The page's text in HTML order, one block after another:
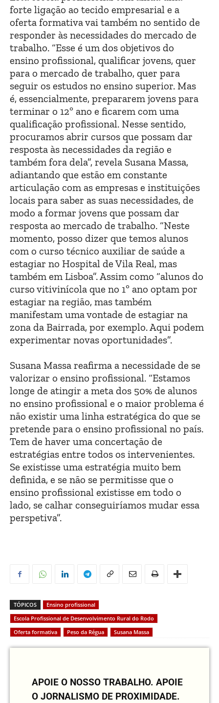
forte ligação ao tecido empresarial e a
oferta formativa vai também no sentido de
responder às necessidades do mercado de
trabalho. “Esse é um dos objetivos do
ensino profissional, qualificar jovens, quer
para o mercado de trabalho, quer para
seguir os estudos no ensino superior. Mas
é, essencialmente, prepararem jovens para
terminar o 12º ano e ficarem com uma
qualificação profissional. Nesse sentido,
procuramos abrir cursos que possam dar
resposta às necessidades da região e
também fora dela”, revela Susana Massa,
adiantando que estão em constante
articulação com as empresas e instituições
locais para saber as suas necessidades, de
modo a formar jovens que possam dar
resposta ao mercado de trabalho. “Neste
momento, posso dizer que temos alunos
com o curso técnico auxiliar de saúde a
estagiar no Hospital de Vila Real, mas
também em Lisboa”. Assim como “alunos do
curso vitivinícola que no 1º ano optam por
estagiar na região, mas também
manifestam uma vontade de estagiar na
zona da Bairrada, por exemplo. Aqui podem
experimentar novas oportunidades”.
Susana Massa reafirma a necessidade de se
valorizar o ensino profissional. “Estamos
longe de atingir a meta dos 50% de alunos
no ensino profissional e o maior problema é
não existir uma linha estratégica do que se
pretende para o ensino profissional no país.
Tem de haver uma concertação de
estratégias entre todos os intervenientes.
Se existisse uma estratégia muito bem
definida, e se não se permitisse que o
ensino profissional existisse em todo o
lado, se calhar conseguiríamos mudar essa
perspetiva”.
TÓPICOS
Ensino profissional
Escola Profissional de Desenvolvimento Rural do Rodo
Oferta formativa
Peso da Régua Susana Massa
APOIE O NOSSO TRABALHO. APOIE
O JORNALISMO DE PROXIMIDADE.